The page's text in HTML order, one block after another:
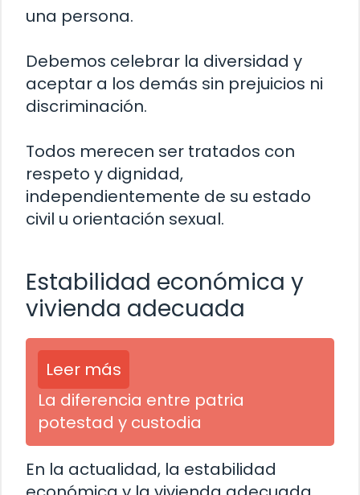
una persona.
Debemos celebrar la diversidad y
aceptar a los demás sin prejuicios ni
discriminación.
Todos merecen ser tratados con
respeto y dignidad,
independientemente de su estado
civil u orientación sexual.
Estabilidad económica y
vivienda adecuada
Leer más
La diferencia entre patria
potestad y custodia
En la actualidad, la estabilidad